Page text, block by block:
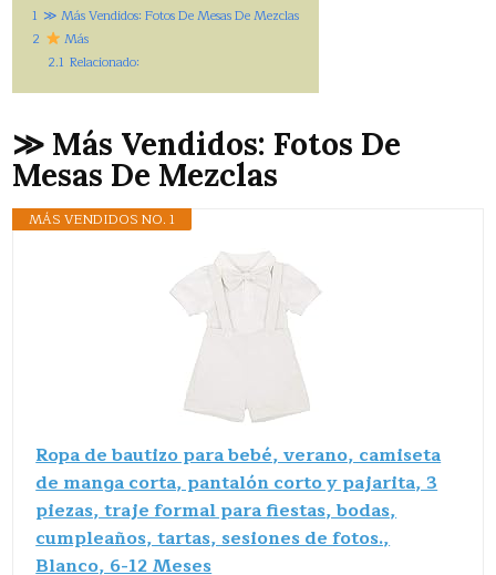
1 ≫ Más Vendidos: Fotos De Mesas De Mezclas
2
Más
2.1 Relacionado:
≫ Más Vendidos: Fotos De
Mesas De Mezclas
MÁS VENDIDOS NO. 1
Ropa de bautizo para bebé, verano, camiseta
de manga corta, pantalón corto y pajarita, 3
piezas, traje formal para fiestas, bodas,
cumpleaños, tartas, sesiones de fotos.,
Blanco, 6-12 Meses